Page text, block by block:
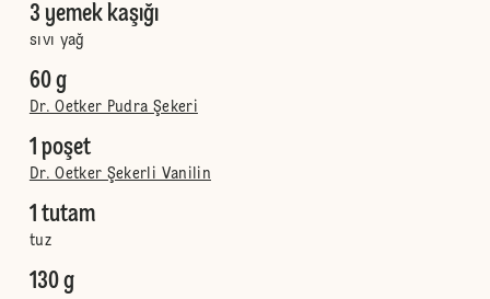
3 yemek kaşığı
sıvı yağ
60 g
Dr. Oetker Pudra Şekeri
1 poşet
Dr. Oetker Şekerli Vanilin
1 tutam
tuz
130 g